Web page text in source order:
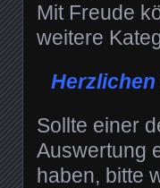
Mit Freude
weitere
Sollte einer
Auswertung
haben, bitte